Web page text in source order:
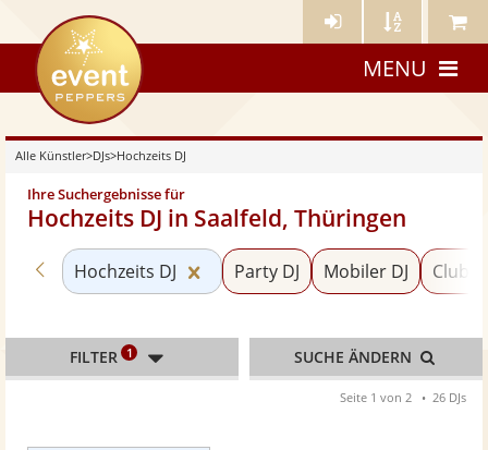
Künstler- Künstler Meine
eventpeppers
MENU
Alle Künstler>DJs>Hochzeits DJ
Ihre Suchergebnisse für
Hochzeits DJ in Saalfeld, Thüringen
Zurück zu «DJs»
Hochzeits DJ Kategorie «Hochzeits DJ»
Party DJ Mobiler DJ Club
FILTER 1 SUCHE ÄNDERN
Seite 1 von 2 26 DJs